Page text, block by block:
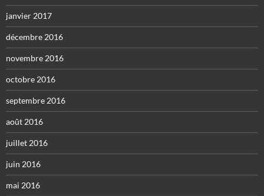
janvier 2017
décembre 2016
novembre 2016
octobre 2016
septembre 2016
août 2016
juillet 2016
juin 2016
mai 2016